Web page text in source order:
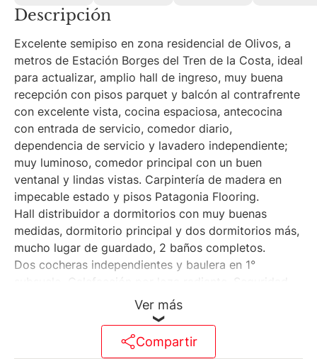
Descripción
Excelente semipiso en zona residencial de Olivos, a
metros de Estación Borges del Tren de la Costa, ideal
para actualizar, amplio hall de ingreso, muy buena
recepción con pisos parquet y balcón al contrafrente
con excelente vista, cocina espaciosa, antecocina
con entrada de servicio, comedor diario,
dependencia de servicio y lavadero independiente;
muy luminoso, comedor principal con un buen
ventanal y lindas vistas. Carpintería de madera en
impecable estado y pisos Patagonia Flooring.
Hall distribuidor a dormitorios con muy buenas
medidas, dormitorio principal y dos dormitorios más,
mucho lugar de guardado, 2 baños completos.
Dos cocheras independientes y baulera en 1°
subsuelo. Calefacción por loza radiante. Seguridad
Ver más
Compartir